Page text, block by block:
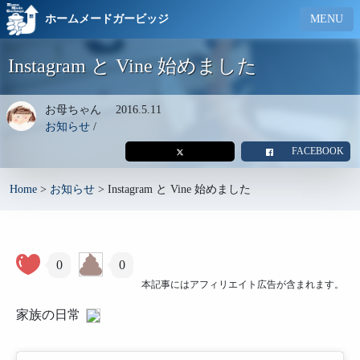
ホームメードガービッジ MENU
Instagram と Vine 始めました
お母ちゃん 2016.5.11
お知らせ /
FACEBOOK
Home > お知らせ > Instagram と Vine 始めました
本記事にはアフィリエイト広告が含まれます。
0 0
家族の日常